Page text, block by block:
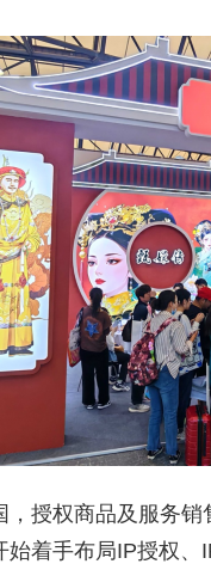
授权商品及服务
着手布局IP授权